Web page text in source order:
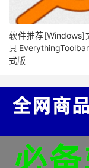
软件推荐[Windows]
具
式版